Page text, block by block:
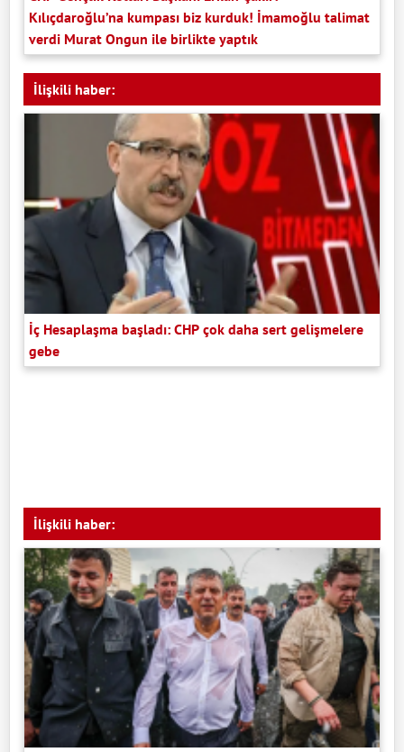
Kılıçdaroğlu’na kumpası biz kurduk! İmamoğlu talimat
verdi Murat Ongun ile birlikte yaptık
İlişkili haber:
İç Hesaplaşma başladı: CHP çok daha sert gelişmelere
gebe
İlişkili haber: